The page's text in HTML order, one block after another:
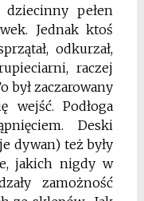
pełen
Jednak ktoś
odkurzał,
raczej
był zaczarowa­ny
wejść. Podłoga
Deski
dywan) też były
jakich nigdy w
zamożność